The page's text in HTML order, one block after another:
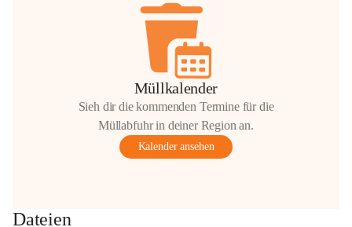
anrainer-service@omv.com
Bei Fragen, Anliegen oder Beschwerden.
Wartungsarbeiten
Müllkalender
Sieh dir die kommenden Termine für die
Müllabfuhr in deiner Region an.
Kalender ansehen
Dateien